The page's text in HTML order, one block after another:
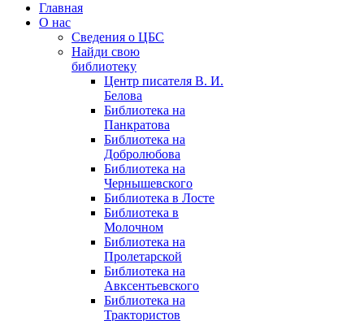
Главная
О нас
Сведения о ЦБС
Найди свою
библиотеку
Центр писателя В. И.
Белова
Библиотека на
Панкратова
Библиотека на
Добролюбова
Библиотека на
Чернышевского
Библиотека в Лосте
Библиотека в
Молочном
Библиотека на
Пролетарской
Библиотека на
Авксентьевского
Библиотека на
Трактористов